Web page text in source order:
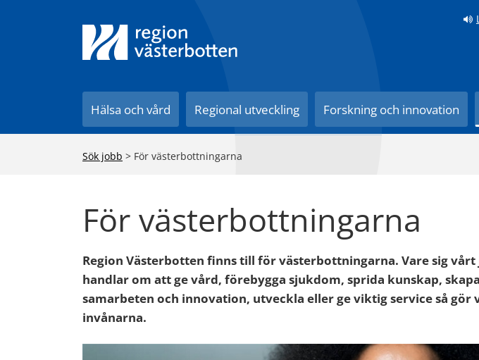
Hälsa och vård Regional utveckling Forskning och innovation
Sök jobb > För västerbottningarna
För västerbottningarna
Region Västerbotten finns till för västerbottningarna. Vare sig vårt
handlar om att ge vård, förebygga sjukdom, sprida kunskap, skapa
samarbeten och innovation, utveckla eller ge viktig service så gör
invånarna.